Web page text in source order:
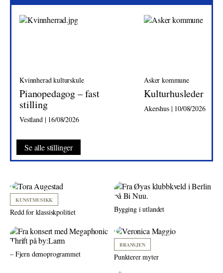
Kvinnherad kulturskule
Pianopedagog – fast
stilling
Vestland | 16/08/2026
Asker kommune
Kulturhusleder
Akershus | 10/08/2026
Se alle stillinger
KUNSTMUSIKK
Redd for klassiskpolitiet Bygging i utlandet
– Fjern demoprogrammet
BRANSJEN
Punkterer myter